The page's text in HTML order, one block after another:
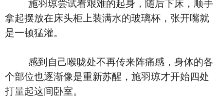
施羽琼尝试着艰难的起身，随后下床，顺手
拿起摆放在床头柜上装满水的玻璃杯，张开嘴就
是一顿猛灌。
感到自己喉咙处不再传来阵痛感，身体的各
个部位也逐渐像是重新苏醒，施羽琼才开始四处
打量起这间卧室。